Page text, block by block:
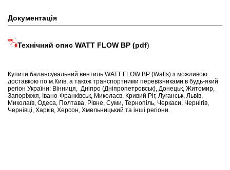
Документація
Технічний опис WATT FLOW BP (pdf)
Купити балансувальний вентиль WATT FLOW BP (Watts) з можливою
доставкою по м.Київ, а також транспортними перевізниками в будь-який
регіон України: Вінниця, Дніпро (Дніпропетровськ), Донецьк, Житомир,
Запоріжжя, Івано-Франківськ, Миколаєв, Кривий Ріг, Луганськ, Львів,
Миколаїв, Одеса, Полтава, Рівне, Суми, Тернопіль, Черкаси, Чернігів,
Чернівці, Харків, Херсон, Хмельницький та інші регіони.